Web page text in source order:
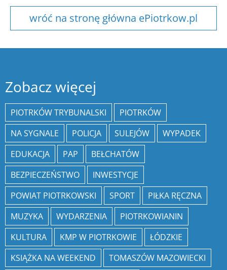
wróć na stronę główna ePiotrkow.pl
Zobacz więcej
PIOTRKÓW TRYBUNALSKI
PIOTRKÓW
NA SYGNALE
POLICJA SULEJÓW
WYPADEK
EDUKACJA
PAP
BEŁCHATÓW
BEZPIECZEŃSTWO
INWESTYCJE
POWIAT PIOTRKOWSKI
SPORT
PIŁKA RĘCZNA
MUZYKA
WYDARZENIA
PIOTRKOWIANIN
KULTURA
KMP W PIOTRKOWIE
ŁÓDZKIE
KSIĄŻKA NA WEEKEND
TOMASZÓW MAZOWIECKI